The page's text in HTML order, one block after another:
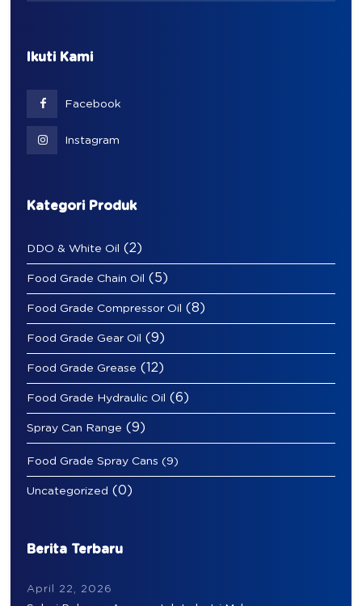
Ikuti Kami
Facebook
Instagram
Kategori Produk
DDO & White Oil (2)
Food Grade Chain Oil (5)
Food Grade Compressor Oil (8)
Food Grade Gear Oil (9)
Food Grade Grease (12)
Food Grade Hydraulic Oil (6)
Spray Can Range (9)
Food Grade Spray Cans (9)
Uncategorized (0)
Berita Terbaru
April 22, 2026